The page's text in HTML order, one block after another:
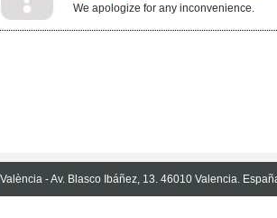
We apologize for any inconvenience.
- Av. Blasco Ibáñez, 13. 46010 Valencia.